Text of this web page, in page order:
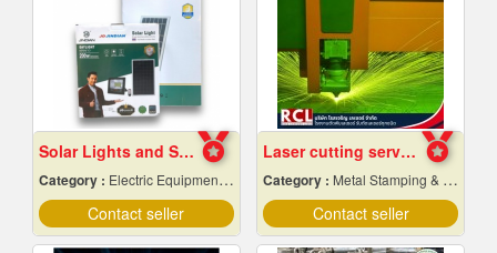
Solar Lights and Solar Energy Equipment in Pattaya, Chonburi
Category : Electric Equipment & Supplies-Wholesale & Manufacturers
Contact seller
Laser cutting service according to the design
Category : Metal Stamping & Cutting
Contact seller